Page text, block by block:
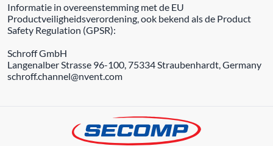
Informatie in overeenstemming met de EU
Productveiligheidsverordening, ook bekend als de Product
Safety Regulation (GPSR):
Schroff GmbH
Langenalber Strasse 96-100, 75334 Straubenhardt, Germany
schroff.channel@nvent.com